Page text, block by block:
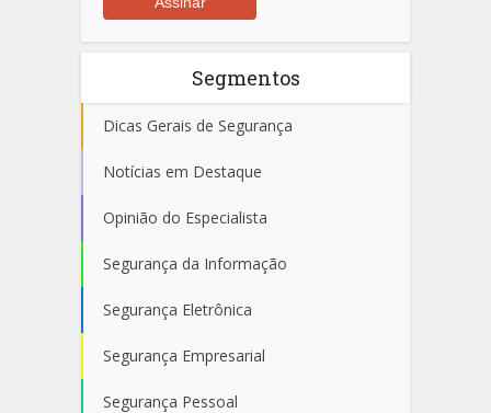
Segmentos
Dicas Gerais de Segurança
Notícias em Destaque
Opinião do Especialista
Segurança da Informação
Segurança Eletrônica
Segurança Empresarial
Segurança Pessoal